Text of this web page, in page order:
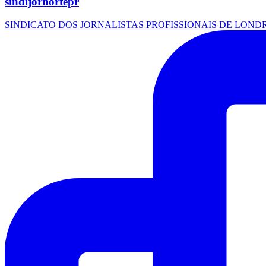
SINDICATO DOS JORNALISTAS PROFISSIONAIS DE